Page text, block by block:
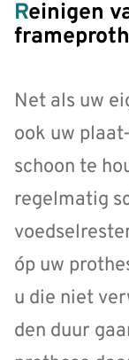
Reinigen van een plaat- of
Net als uw
ook uw
schoon te
regelmatig
óp uw
u die niet
den duur